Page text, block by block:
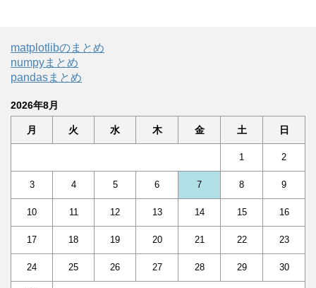
matplotlibのまとめ
numpyまとめ
pandasまとめ
2026年8月
月 火 水 木 金 土 日
1 2
3 4 5 6 7 8 9
10 11 12 13 14 15 16
17 18 19 20 21 22 23
24 25 26 27 28 29 30